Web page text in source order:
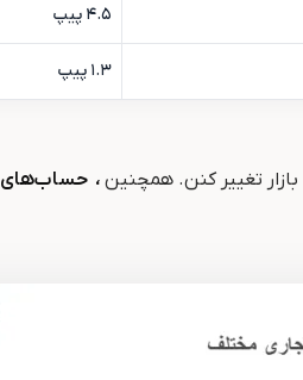
۴.۵ پیپ
۱.۳ پیپ
تغییر کنن. همچنین ، حساب‌های